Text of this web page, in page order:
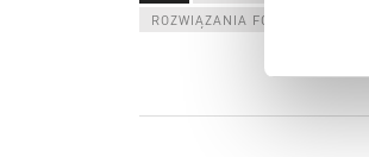
ROZWIĄZANIA FOTOWOLTAICZNE